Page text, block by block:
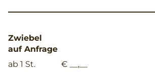
Zwiebel
auf Anfrage
ab 1 St.
€ __,__